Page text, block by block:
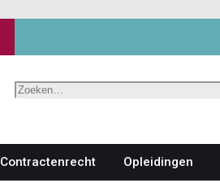
Zoeken
Contractenrecht Opleidingen